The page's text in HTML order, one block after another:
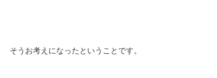
そうお考えになったということです。